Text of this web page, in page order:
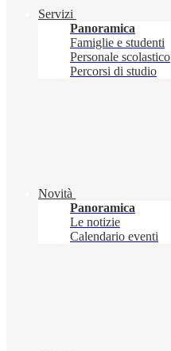
Servizi
Panoramica
Famiglie e studenti
Personale scolastico
Percorsi di studio
Novità
Panoramica
Le notizie
Calendario eventi